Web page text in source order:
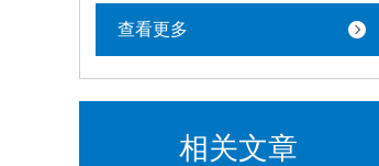
查看更多
相关文章